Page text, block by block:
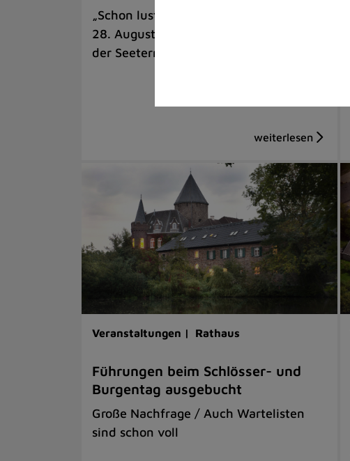
„Schon lustig, wenn’s witzig ist!“ am
28. August auf der Sommerbühne an
der Seeterrasse
Veranstaltungen | Rathaus
Führungen beim Schlösser- und
Burgentag ausgebucht
Große Nachfrage / Auch Wartelisten
sind schon voll